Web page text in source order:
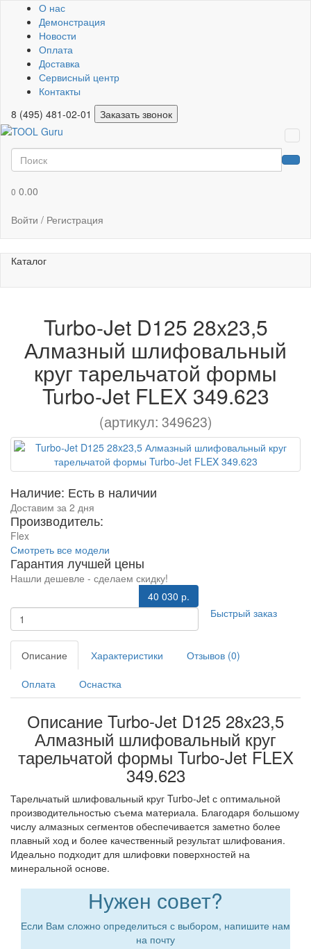
О нас
Демонстрация
Новости
Оплата
Доставка
Сервисный центр
Контакты
8 (495) 481-02-01
Заказать звонок
0 0.00
Войти / Регистрация
Каталог
Turbo-Jet D125 28x23,5
Алмазный шлифовальный
круг тарельчатой формы
Turbo-Jet FLEX 349.623
(артикул: 349623)
Наличие: Есть в наличии
Доставим за 2 дня
Производитель:
Flex
Смотреть все модели
Гарантия лучшей цены
Нашли дешевле - сделаем скидку!
40 030 р.
Быстрый заказ
Описание Характеристики Отзывов (0)
Оплата Оснастка
Описание Turbo-Jet D125 28x23,5
Алмазный шлифовальный круг
тарельчатой формы Turbo-Jet FLEX
349.623
Тарельчатый шлифовальный круг Turbo-Jet с оптимальной
производительностью съема материала. Благодаря большому
числу алмазных сегментов обеспечивается заметно более
плавный ход и более качественный результат шлифования.
Идеально подходит для шлифовки поверхностей на
минеральной основе.
Нужен совет?
Если Вам сложно определиться с выбором, напишите нам
на почту